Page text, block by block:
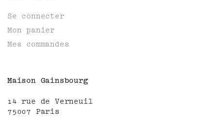
Se connecter
Mon panier
Mes commandes
Maison Gainsbourg
14 rue de Verneuil
75007 Paris